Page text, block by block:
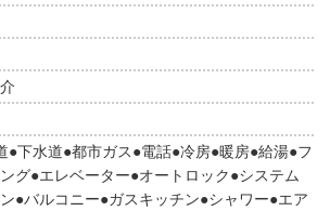
下水道 都市ガス 電話 冷房 暖房 給湯 フ
グ エレベーター オートロック システム
バルコニー ガスキッチン シャワー エア